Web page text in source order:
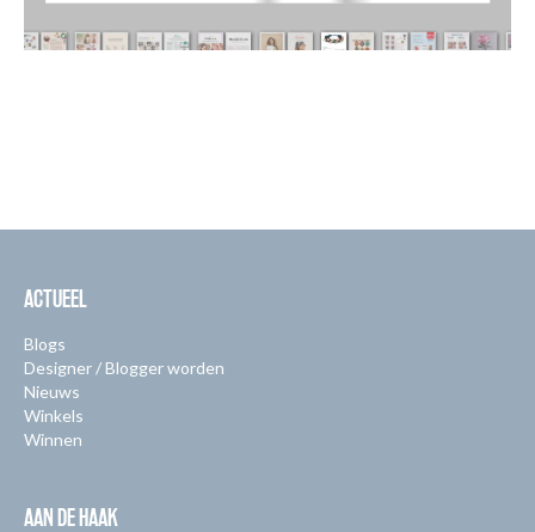
ACTUEEL
Blogs
Designer / Blogger worden
Nieuws
Winkels
Winnen
AAN DE HAAK